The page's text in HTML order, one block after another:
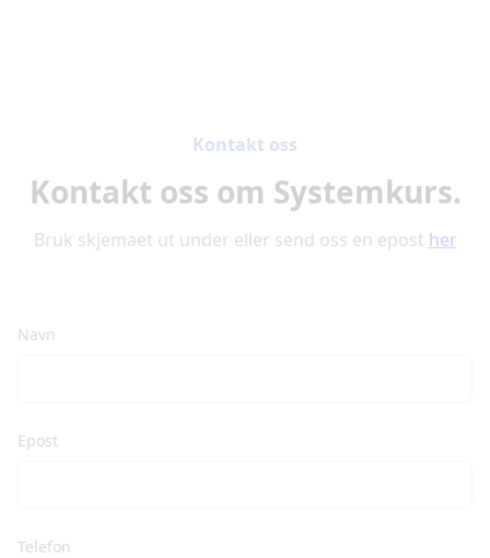
Kontakt oss
Kontakt oss om Systemkurs.
Bruk skjemaet ut under eller send oss en epost her
Navn
Epost
Telefon